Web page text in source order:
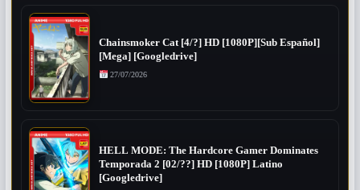
Chainsmoker Cat [4/?] HD [1080P][Sub Español]
[Mega] [Googledrive]
27/07/2026
HELL MODE: The Hardcore Gamer Dominates
Temporada 2 [02/??] HD [1080P] Latino
[Googledrive]